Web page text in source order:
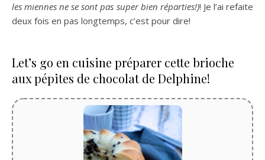
les miennes ne se sont pas super bien réparties!)! Je l’ai refaite
deux fois en pas longtemps, c’est pour dire!
Let’s go en cuisine préparer cette brioche
aux pépites de chocolat de Delphine!